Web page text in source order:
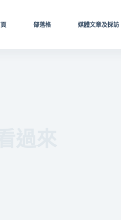
部落格 媒體文章及採訪